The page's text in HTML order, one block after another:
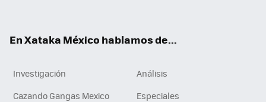
En Xataka México hablamos de...
Investigación
Análisis
Cazando Gangas Mexico
Especiales